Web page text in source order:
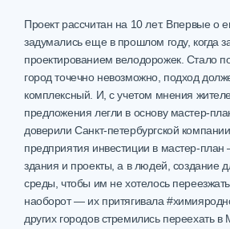
Проект рассчитан на 10 лет. Впервые о
задумались еще в прошлом году, когда
проектированием велодорожек. Стало
город точечно невозможно, подход
комплексный. И, с учетом мнения
предложения легли в основу мастер-
доверили Санкт-петербургской
предприятия инвестиции в мастер-
здания и проекты, а в людей, создание
среды, чтобы им не хотелось
наоборот — их притягивала
других городов стремились переехать